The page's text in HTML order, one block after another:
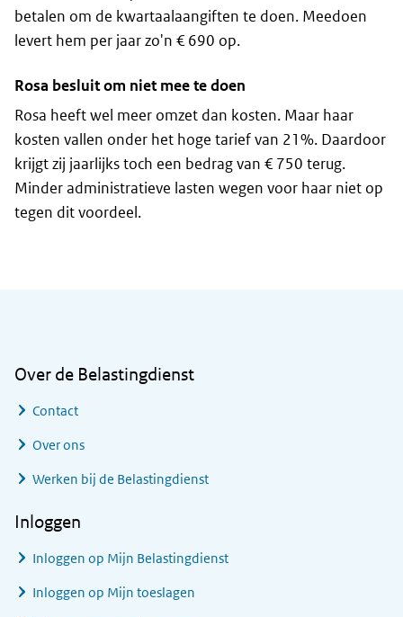
betalen om de kwartaalaangiften te doen. Meedoen
levert hem per jaar zo'n € 690 op.
Rosa besluit om niet mee te doen
Rosa heeft wel meer omzet dan kosten. Maar haar
kosten vallen onder het hoge tarief van 21%. Daardoor
krijgt zij jaarlijks toch een bedrag van € 750 terug.
Minder administratieve lasten wegen voor haar niet op
tegen dit voordeel.
Over de Belastingdienst
Contact
Over ons
Werken bij de Belastingdienst
Inloggen
Inloggen op Mijn Belastingdienst
Inloggen op Mijn toeslagen